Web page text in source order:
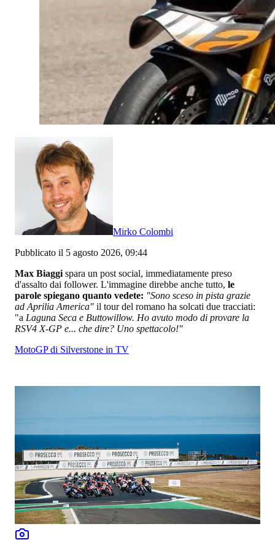
Mirko Colombi
Pubblicato il 5 agosto 2026, 09:44
Max Biaggi spara un post social, immediatamente preso
d'assalto dai follower. L'immagine direbbe anche tutto, le
parole spiegano quanto vedete: "Sono sceso in pista grazie
ad Aprilia America" il tour del romano ha solcati due tracciati:
"a Laguna Seca e Buttowillow. Ho avuto modo di provare la
RSV4 X-GP e... che dire? Uno spettacolo!"
MotoGP di Silverstone in TV